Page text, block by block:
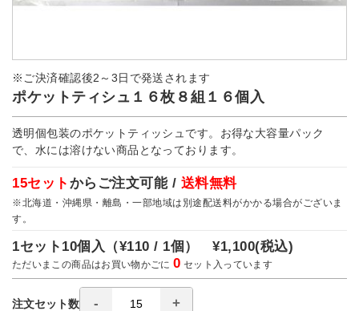
※ご決済確認後2～3日で発送されます
ポケットティシュ１６枚８組１６個入
透明個包装のポケットティッシュです。お得な大容量パック
で、水には溶けない商品となっております。
15セット からご注文可能 / 送料無料
※北海道・沖縄県・離島・一部地域は別途配送料がかかる場合がございま
す。
1セット10個入（¥110 / 1個）¥1,100(税込)
ただいまこの商品はお買い物かごに0 セット入っています
注文セット数